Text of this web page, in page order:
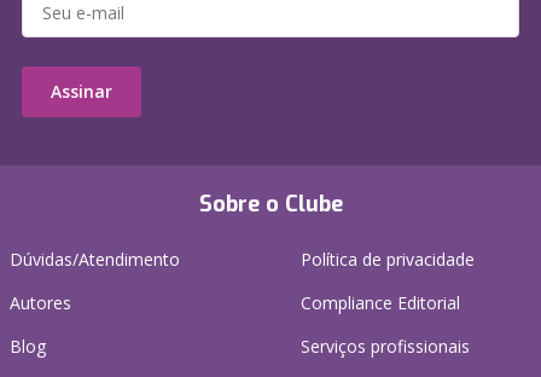
Sobre o Clube
Dúvidas/Atendimento
Autores
Blog
Política de privacidade
Compliance Editorial
Serviços profissionais
Assinar